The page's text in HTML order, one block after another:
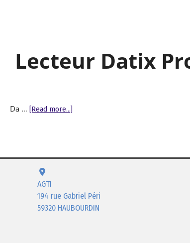
Lecteur Datix
Da … [Read more...]
AGTI
194 rue Gabriel Péri
59320 HAUBOURDIN